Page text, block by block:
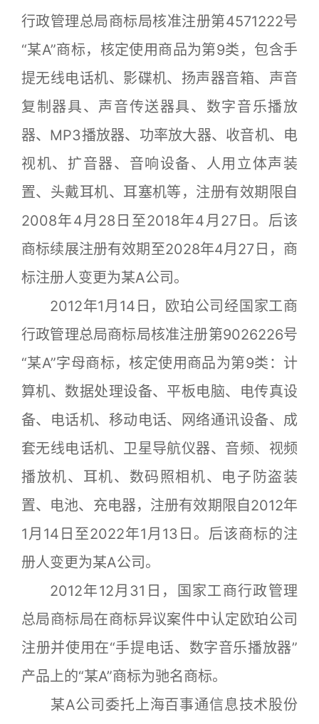
行政管理总局商标局核准注册第4571222号
“某A”商标，核定使用商品为第9类，包含手
提无线电话机、影碟机、扬声器音箱、声音
复制器具、声音传送器具、数字音乐播放
器、MP3播放器、功率放大器、收音机、电
视机、扩音器、音响设备、人用立体声装
置、头戴耳机、耳塞机等，注册有效期限自
2008年4月28日至2018年4月27日。后该
商标续展注册有效期至2028年4月27日，商
标注册人变更为某A公司。
2012年1月14日，欧珀公司经国家工商
行政管理总局商标局核准注册第9026226号
“某A”字母商标，核定使用商品为第9类：计
算机、数据处理设备、平板电脑、电传真设
备、电话机、移动电话、网络通讯设备、成
套无线电话机、卫星导航仪器、音频、视频
播放机、耳机、数码照相机、电子防盗装
置、电池、充电器，注册有效期限自2012年
1月14日至2022年1月13日。后该商标的注
册人变更为某A公司。
2012年12月31日，国家工商行政管理
总局商标局在商标异议案件中认定欧珀公司
注册并使用在“手提电话、数字音乐播放器”
产品上的“某A”商标为驰名商标。
某A公司委托上海百事通信息技术股份